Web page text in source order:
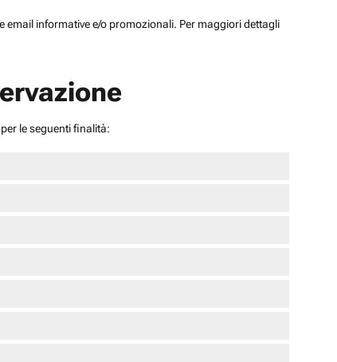
email informative e/o promozionali. Per maggiori dettagli
le seguenti finalità: